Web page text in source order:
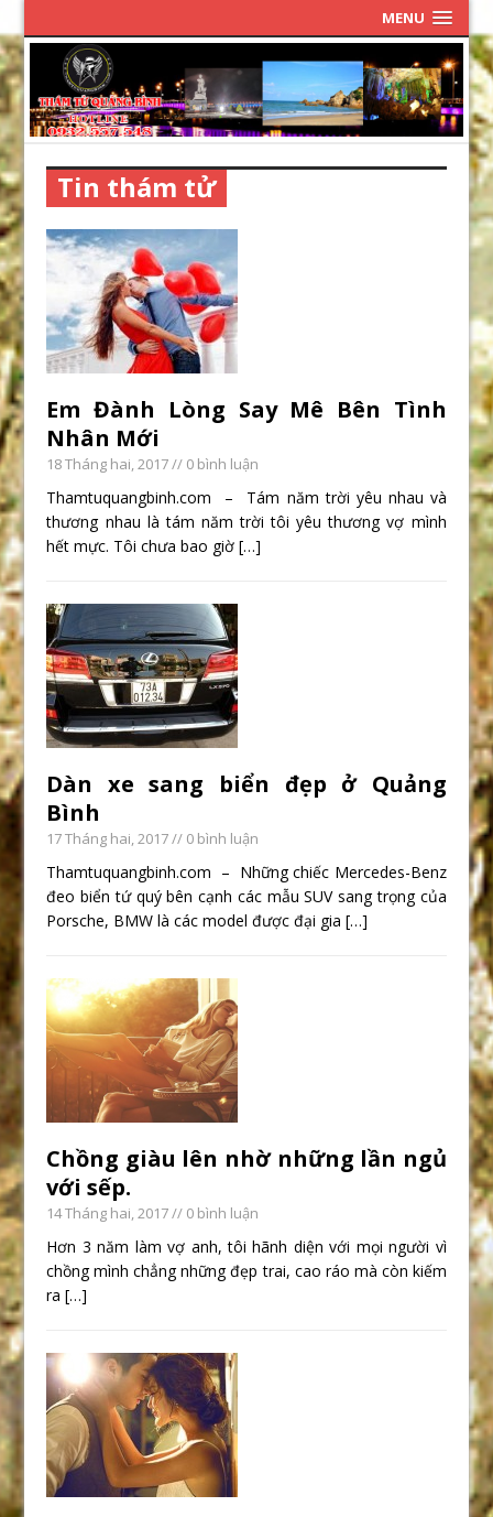
MENU
Tin thám tử
Em Đành Lòng Say Mê Bên Tình
Nhân Mới
18 Tháng hai, 2017// 0 bình luận
Thamtuquangbinh.com – Tám năm trời yêu nhau và
thương nhau là tám năm trời tôi yêu thương vợ mình
hết mực. Tôi chưa bao giờ[…]
Dàn xe sang biển đẹp ở Quảng
Bình
17 Tháng hai, 2017// 0 bình luận
Thamtuquangbinh.com – Những chiếc Mercedes-Benz
đeo biển tứ quý bên cạnh các mẫu SUV sang trọng của
Porsche, BMW là các model được đại gia[…]
Chồng giàu lên nhờ những lần ngủ
với sếp.
14 Tháng hai, 2017// 0 bình luận
Hơn 3 năm làm vợ anh, tôi hãnh diện với mọi người vì
chồng mình chẳng những đẹp trai, cao ráo mà còn kiếm
ra[…]